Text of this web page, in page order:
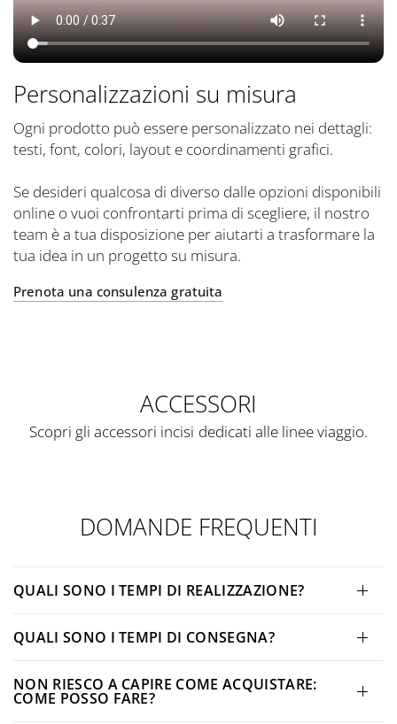
Personalizzazioni su misura
Ogni prodotto può essere personalizzato nei dettagli:
testi, font, colori, layout e coordinamenti grafici.
Se desideri qualcosa di diverso dalle opzioni disponibili
online o vuoi confrontarti prima di scegliere, il nostro
team è a tua disposizione per aiutarti a trasformare la
tua idea in un progetto su misura.
Prenota una consulenza gratuita
ACCESSORI
Scopri gli accessori incisi dedicati alle linee viaggio.
DOMANDE FREQUENTI
QUALI SONO I TEMPI DI REALIZZAZIONE?
QUALI SONO I TEMPI DI CONSEGNA?
NON RIESCO A CAPIRE COME ACQUISTARE:
COME POSSO FARE?